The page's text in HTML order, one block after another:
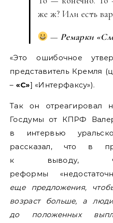
же ж? Или есть
— Ремарки
«Это ошибочное
представитель Кремля
– «С»] «Интерфаксу»).
Так он отреагировал
Госдумы от КПРФ
в интервью
рассказал, что в
к выводу,
реформы
еще предложения,
возраст больше, а
до положенных